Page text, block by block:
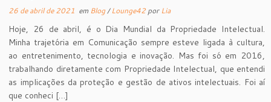
26 de abril de 2021 em Blog/Lounge42 porLia
Hoje, 26 de abril, é o Dia Mundial da Propriedade Intelectual.
Minha trajetória em Comunicação sempre esteve ligada à cultura,
ao entretenimento, tecnologia e inovação. Mas foi só em 2016,
trabalhando diretamente com Propriedade Intelectual, que entendi
as implicações da proteção e gestão de ativos intelectuais. Foi aí
que conheci […]